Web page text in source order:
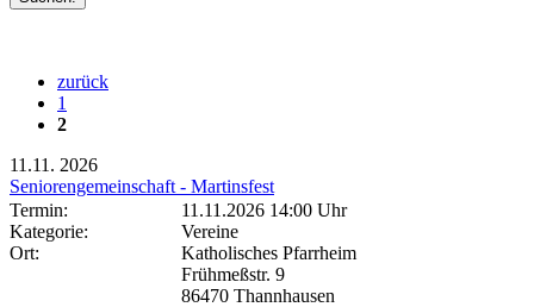
zurück
1
2
11.11. 2026
Seniorengemeinschaft - Martinsfest
Termin:
11.11.2026 14:00 Uhr
Kategorie:
Vereine
Ort:
Katholisches Pfarrheim
Frühmeßstr. 9
86470 Thannhausen